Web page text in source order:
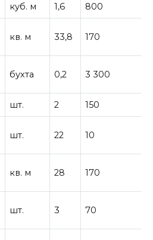
куб. м 1,6 800
кв. м 33,8 170
бухта 0,2 3 300
шт. 2 150
шт. 22 10
кв. м 28 170
шт. 3 70